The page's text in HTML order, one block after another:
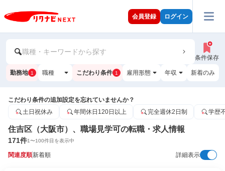
会員登録 ログイン
職種・キーワードから探す
条件保存
勤務地 1 職種 こだわり条件 1 雇用形態 年収 新着のみ
こだわり条件の追加設定を忘れていませんか？
土日祝休み
年間休日120日以上 完全週休2日制 学歴
住吉区（大阪市）、職場見学可の転職・求人情報
171件1〜100件目を表示中
関連度順新着順 詳細表示